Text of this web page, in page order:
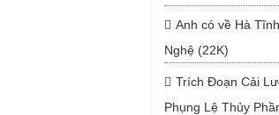
Anh có về Hà
Nghệ (22K)
Trích Đoạn Cải
Phụng Lệ Thủy